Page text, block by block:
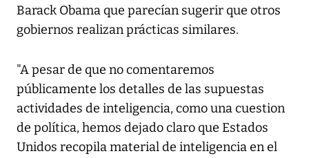
Barack Obama que parecían sugerir que otros
gobiernos realizan prácticas similares.
"A pesar de que no comentaremos
públicamente los detalles de las supuestas
actividades de inteligencia, como una cuestion
de política, hemos dejado claro que Estados
Unidos recopila material de inteligencia en el